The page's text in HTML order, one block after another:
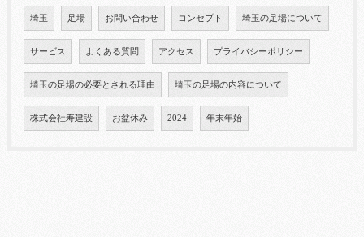
埼玉 足場 お問い合わせ コンセプト 埼玉の足場について
サービス よくある質問 アクセス プライバシーポリシー
埼玉の足場の必要とされる理由 埼玉の足場の内容について
株式会社寿建設 お盆休み 2024 年末年始